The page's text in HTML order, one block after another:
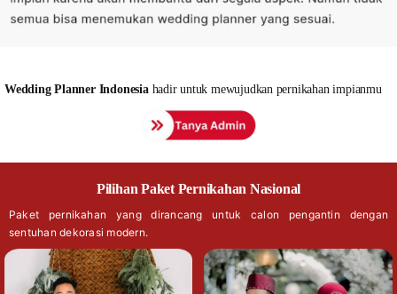
Wedding Planner Indonesiahadir untuk mewujudkan pernikahan impianmu
Pilihan Paket Pernikahan Nasional
Paket pernikahan yang dirancang untuk calon pengantin dengan
sentuhan dekorasi modern.